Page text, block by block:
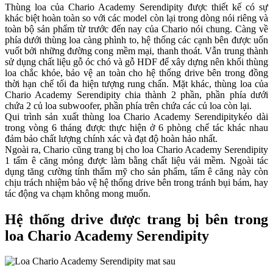
Thùng loa của Chario Academy Serendipity được thiết kế có sự
khác biệt hoàn toàn so với các model còn lại trong dòng nói riêng và
toàn bộ sản phẩm từ trước đến nay của Chario nói chung. Càng về
phía dưới thùng loa càng phình to, hệ thống các cạnh bên được uốn
vuốt bởi những đường cong mềm mại, thanh thoát. Vẫn trung thành
sử dụng chất liệu gỗ óc chó và gỗ HDF để xây dựng nên khối thùng
loa chắc khỏe, bảo vệ an toàn cho hệ thống drive bên trong đồng
thời hạn chế tối đa hiện tượng rung chấn. Mặt khác, thùng loa của
Chario Academy Serendipity chia thành 2 phần, phần phía dưới
chứa 2 củ loa subwoofer, phần phía trên chứa các củ loa còn lại.
Qui trình sản xuất thùng loa Chario Academy Serendipitykéo dài
trong vòng 6 tháng được thực hiện ở 6 phòng chế tác khác nhau
đảm bảo chất lượng chính xác và đạt độ hoàn hảo nhất.
Ngoài ra, Chario cũng trang bị cho loa Chario Academy Serendipity
1 tấm ê căng mỏng được làm bằng chất liệu vải mềm. Ngoài tác
dụng tăng cường tính thẩm mỹ cho sản phẩm, tấm ê căng này còn
chịu trách nhiệm bảo vệ hệ thống drive bên trong tránh bụi bám, hay
tác động va chạm không mong muốn.
Hệ thống drive được trang bị bên trong
loa Chario Academy Serendipity